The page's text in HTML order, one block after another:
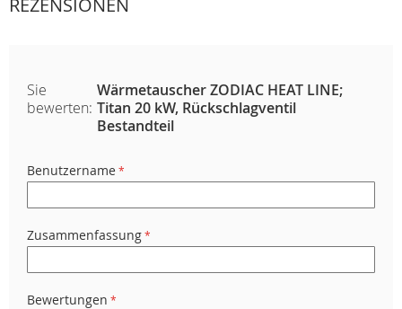
REZENSIONEN
Sie
bewerten:
Wärmetauscher ZODIAC HEAT LINE;
Titan 20 kW, Rückschlagventil
Bestandteil
Benutzername
Zusammenfassung
Bewertungen